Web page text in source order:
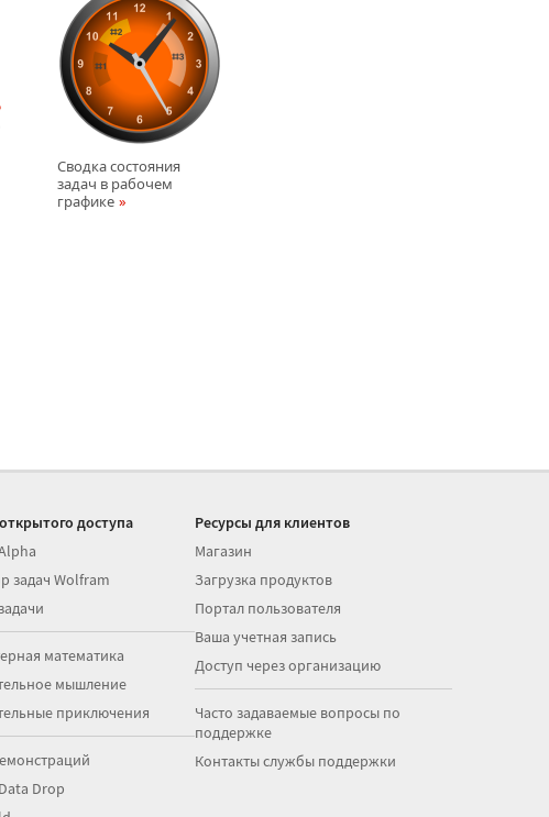
Сводка состояния
задач в рабочем
графике
доступа
задач Wolfram
математика
мышление
приключения
Drop
Ресурсы для клиентов
Магазин
Загрузка продуктов
Портал пользователя
Ваша учетная запись
Доступ через организацию
Часто задаваемые вопросы по
поддержке
Контакты службы поддержки